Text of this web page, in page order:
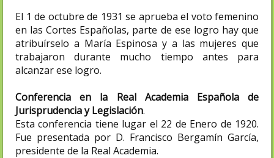
El 1 de octubre de 1931 se aprueba el voto femenino
en las Cortes Españolas, parte de ese logro hay que
atribuírselo a María Espinosa y a las mujeres que
trabajaron durante mucho tiempo antes para
alcanzar ese logro​.
Conferencia en la Real Academia Española de
Jurisprudencia y Legislación.
Esta conferencia tiene lugar el 22 de Enero de 1920.
Fue presentada por D. Francisco Bergamín García,
presidente de la Real Academia.